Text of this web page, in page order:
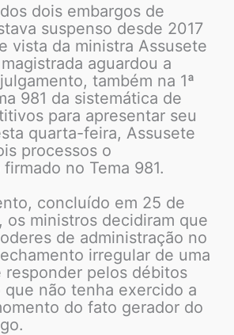
dois embargos de
suspenso desde 2017
vista da ministra Assusete
aguardou a
também na 1ª
981 da sistemática de
para apresentar seu
quarta-feira, Assusete
processos o
no Tema 981.
concluído em 25 de
os ministros decidiram que
de administração no
irregular de uma
responder pelos débitos
que não tenha exercido a
do fato gerador do